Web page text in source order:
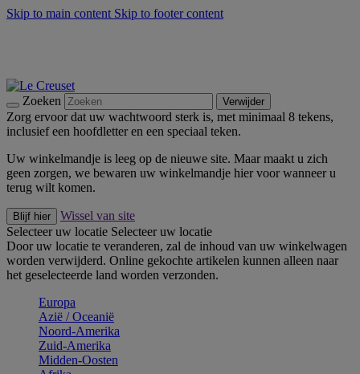
Skip to main content Skip to footer content
Zoeken Verwijder
Zorg ervoor dat uw wachtwoord sterk is, met minimaal 8 tekens,
inclusief een hoofdletter en een speciaal teken.
Uw winkelmandje is leeg op de nieuwe site. Maar maakt u zich
geen zorgen, we bewaren uw winkelmandje hier voor wanneer u
terug wilt komen.
Blijf hier
Wissel van site
Selecteer uw locatie Selecteer uw locatie
Door uw locatie te veranderen, zal de inhoud van uw winkelwagen
worden verwijderd. Online gekochte artikelen kunnen alleen naar
het geselecteerde land worden verzonden.
Europa
Aziё / Oceaniё
Noord-Amerika
Zuid-Amerika
Midden-Oosten